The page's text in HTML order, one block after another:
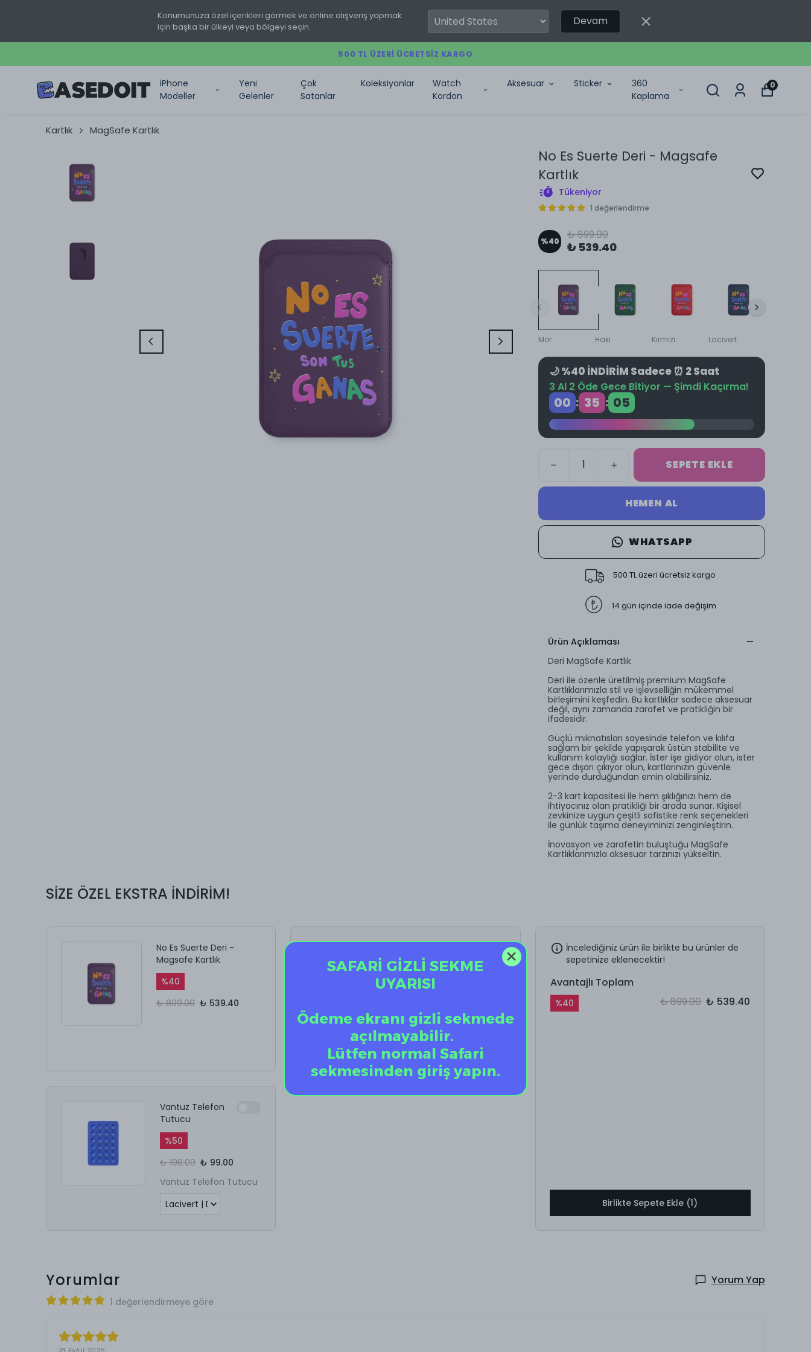
Konumunuza özel içerikleri görmek ve online alışveriş yapmak
için başka bir ülkeyi veya bölgeyi seçin.
Devam
500 TL ÜZERI ÜCRETSIZ KARGO
iPhone
Modeller
Yeni
Gelenler
Çok
Satanlar
Koleksiyonlar
Watch
Kordon
Aksesuar Sticker
360
Kaplama
0
Kartlık MagSafe Kartlık
No Es Suerte Deri - Magsafe
Kartlık
Tükeniyor
1 değerlendirme
%40 ₺ 899.00
₺ 539.40
Mor Haki Kırmızı Lacivert
🌙 %40 İNDİRİM Sadece ⏰ 2 Saat
3 Al 2 Öde Gece Bitiyor — Şimdi Kaçırma!
00 : 35 : 04
SEPETE EKLE
HEMEN AL
WHATSAPP
500 TL üzeri ücretsiz kargo
14 gün içinde iade değişim
Ürün Açıklaması
Deri MagSafe Kartlık
Deri ile özenle üretilmiş premium MagSafe
Kartlıklarımızla stil ve işlevselliğin mükemmel
birleşimini keşfedin. Bu kartlıklar sadece aksesuar
değil, aynı zamanda zarafet ve pratikliğin bir
ifadesidir.
Güçlü mıknatısları sayesinde telefon ve kılıfa
sağlam bir şekilde yapışarak üstün stabilite ve
kullanım kolaylığı sağlar. İster işe gidiyor olun, ister
gece dışarı çıkıyor olun, kartlarınızın güvenle
yerinde durduğundan emin olabilirsiniz.
2-3 kart kapasitesi ile hem şıklığınızı hem de
ihtiyacınız olan pratikliği bir arada sunar. Kişisel
zevkinize uygun çeşitli sofistike renk seçenekleri
ile günlük taşıma deneyiminizi zenginleştirin.
İnovasyon ve zarafetin buluştuğu MagSafe
Kartlıklarımızla aksesuar tarzınızı yükseltin.
SİZE ÖZEL EKSTRA İNDİRİM!
No Es Suerte Deri -
Magsafe Kartlık
%40
₺ 899.00 ₺ 539.40
Temizleyici
%10
Vantuz Telefon
Tutucu
%50
₺ 198.00 ₺ 99.00
Vantuz Telefon Tutucu
İncelediğiniz ürün ile birlikte bu ürünler de
sepetinize eklenecektir!
Avantajlı Toplam
%40 ₺ 899.00 ₺ 539.40
Birlikte Sepete Ekle (1)
Yorumlar Yorum Yap
1 değerlendirmeye göre
SAFARİ GİZLİ SEKME
UYARISI
Ödeme ekranı gizli sekmede
açılmayabilir.
Lütfen normal Safari
sekmesinden giriş yapın.